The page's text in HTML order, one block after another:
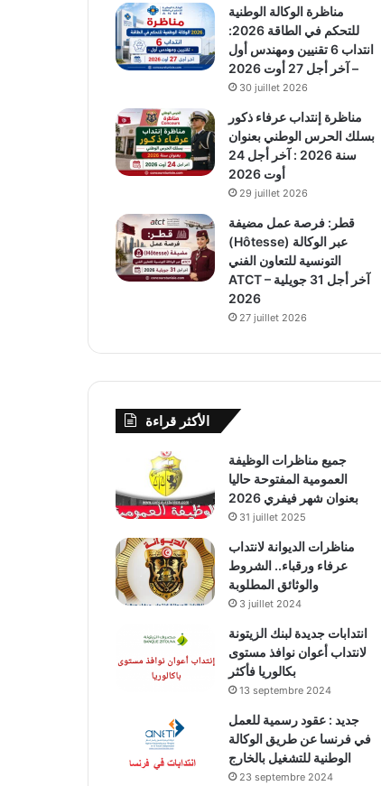
مناظرة الوكالة الوطنية
للتحكم في الطاقة 2026:
انتداب 6 تقنيين ومهندس أول
– آخر أجل 27 أوت 2026
30 juillet 2026
مناظرة إنتداب عرفاء ذكور
بسلك الحرس الوطني بعنوان
سنة 2026 : آخر أجل 24
أوت 2026
29 juillet 2026
قطر: فرصة عمل مضيفة
(Hôtesse) عبر الوكالة
التونسية للتعاون الفني
ATCT – آخر أجل 31 جويلية
2026
27 juillet 2026
الأكثر قراءة
جميع مناظرات الوظيفة
العمومية المفتوحة حاليا
بعنوان شهر فيفري 2026
31 juillet 2025
مناظرات الديوانة لانتداب
عرفاء ورقباء.. الشروط
والوثائق المطلوبة
3 juillet 2024
انتدابات جديدة لبنك الزيتونة
لانتداب أعوان نوافذ مستوى
بكالوريا فأكثر
13 septembre 2024
جديد : عقود رسمية للعمل
في فرنسا عن طريق الوكالة
الوطنية للتشغيل بالخارج
23 septembre 2024